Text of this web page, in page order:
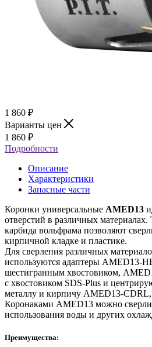
1 860 ₽
Варианты цен
1 860 ₽
Подробности
Описание
Характеристики
Запасные части
Коронки универсальные AMED13
отверстий в различных материалах.
карбида вольфрама позволяют
кирпичной кладке и пластике.
Для сверления различных
используются адаптеры AMED13-
шестигранным хвостовиком,
с хвостовиком SDS-Plus и
металлу и кирпичу AMED13-
Коронаками AMED13 можно
использования воды и других
Преимущества: